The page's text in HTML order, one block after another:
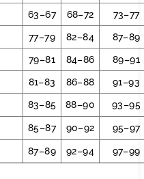
63–67 68–72 73–77
77–79 82–84 87–89
79–81 84–86 89–91
81–83 86–88 91–93
83–85 88–90 93–95
85–87 90–92 95–97
87–89 92–94 97–99